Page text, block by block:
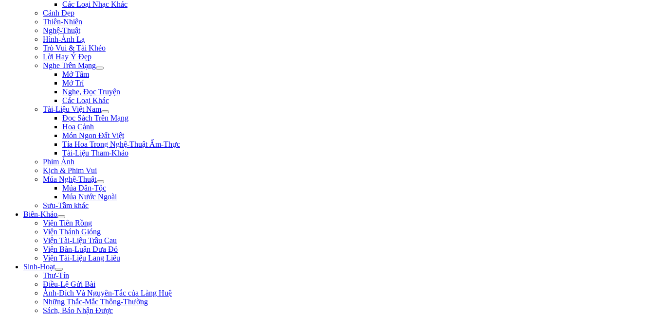
Các Loại Nhạc Khác
Cảnh Đẹp
Thiên-Nhiên
Nghệ-Thuật
Hình-Ảnh Lạ
Trò Vui & Tài Khéo
Lời Hay Ý Đẹp
Nghe Trên Mạng
Mở Tâm
Mở Trí
Nghe, Đọc Truyện
Các Loại Khác
Tài-Liệu Việt Nam
Đọc Sách Trên Mạng
Hoa Cảnh
Món Ngon Đất Việt
Tỉa Hoa Trong Nghệ-Thuật Ẩm-Thực
Tài-Liệu Tham-Khảo
Phim Ảnh
Kịch & Phim Vui
Múa Nghệ-Thuật
Múa Dân-Tộc
Múa Nước Ngoài
Sưu-Tầm khác
Biên-Khảo
Viện Tiên Rồng
Viện Thánh Gióng
Viện Tài-Liệu Trầu Cau
Viện Bàn-Luận Dưa Đỏ
Viện Tài-Liệu Lang Liêu
Sinh-Hoạt
Thư-Tín
Điều-Lệ Gửi Bài
Ảnh-Đích Và Nguyên-Tắc của Làng Huệ
Những Thắc-Mắc Thông-Thường
Sách, Báo Nhận Được